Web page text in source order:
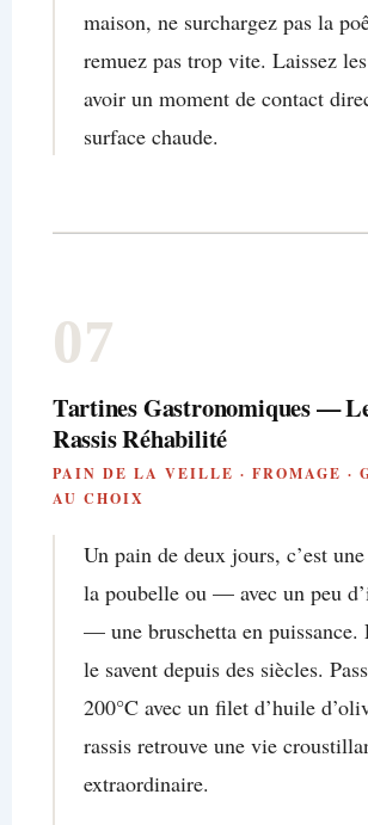
maison, ne surchargez pas la
remuez pas trop vite. Laissez
avoir un moment de contact
surface chaude.
07
Tartines Gastronomiques —
Rassis Réhabilité
PAIN DE LA VEILLE · FROMAGE ·
AU CHOIX
Un pain de deux jours, c’est
la poubelle ou — avec un peu
— une bruschetta en puissance.
le savent depuis des siècles.
200°C avec un filet d’huile
rassis retrouve une vie
extraordinaire.